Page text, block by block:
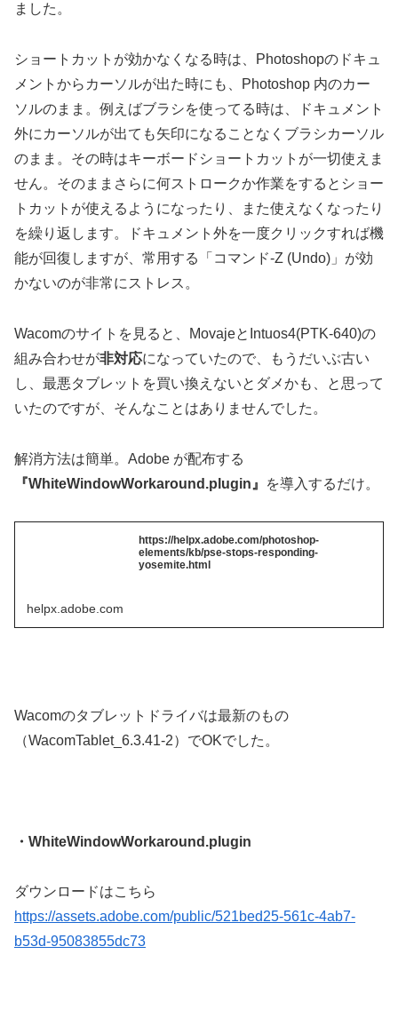
ました。
ショートカットが効かなくなる時は、Photoshopのドキュ
メントからカーソルが出た時にも、Photoshop 内のカー
ソルのまま。例えばブラシを使ってる時は、ドキュメント
外にカーソルが出ても矢印になることなくブラシカーソル
のまま。その時はキーボードショートカットが一切使えま
せん。そのままさらに何ストロークか作業をするとショー
トカットが使えるようになったり、また使えなくなったり
を繰り返します。ドキュメント外を一度クリックすれば機
能が回復しますが、常用する「コマンド-Z (Undo)」が効
かないのが非常にストレス。
Wacomのサイトを見ると、MovajeとIntuos4(PTK-640)の
組み合わせが非対応になっていたので、もうだいぶ古い
し、最悪タブレットを買い換えないとダメかも、と思って
いたのですが、そんなことはありませんでした。
解消方法は簡単。Adobe が配布する
『WhiteWindowWorkaround.plugin』
を導入するだけ。
https://helpx.adobe.com/photoshop-
elements/kb/pse-stops-responding-
yosemite.html
helpx.adobe.com
Wacomのタブレットドライバは最新のもの
（WacomTablet_6.3.41-2）でOKでした。
・WhiteWindowWorkaround.plugin
ダウンロードはこちら
https://assets.adobe.com/public/521bed25-561c-4ab7-
b53d-95083855dc73